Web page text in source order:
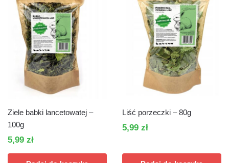
Ziele babki lancetowatej –
100g
5,99 zł
Liść porzeczki – 80g
5,99 zł